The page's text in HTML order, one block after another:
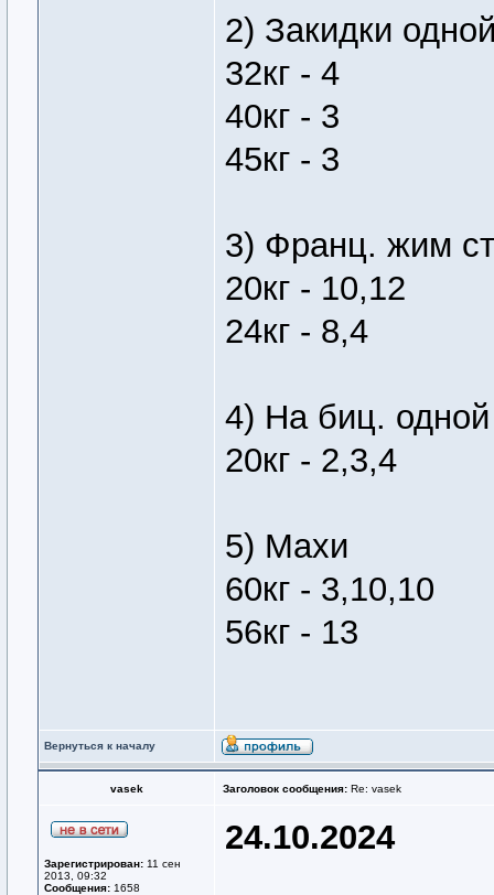
2) Закидки
32кг - 4
40кг - 3
45кг - 3
3) Франц. жим
20кг - 10,12
24кг - 8,4
4) На биц. одной
20кг - 2,3,4
5) Махи
60кг - 3,10,10
56кг - 13
Вернуться к началу
vasek Заголовок сообщения: Re: vasek
Зарегистрирован: 11 сен
2013, 09:32
Сообщения: 1658
24.10.2024